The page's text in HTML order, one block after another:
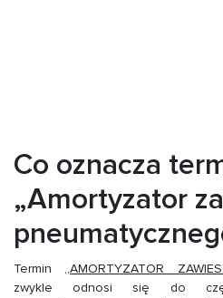
Co oznacza
„Amortyzator
Termin „AMORTYZATOR
zwykle odnosi się do